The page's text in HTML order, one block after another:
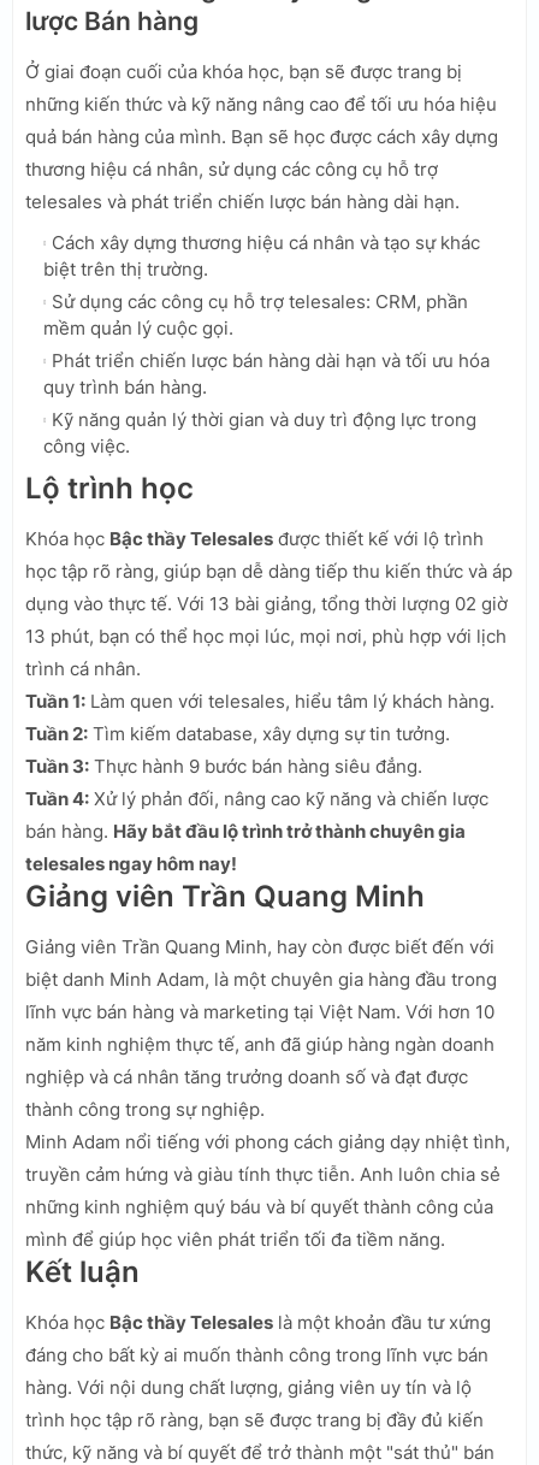
lược Bán hàng
Ở giai đoạn cuối của khóa học, bạn sẽ được trang bị
những kiến thức và kỹ năng nâng cao để tối ưu hóa hiệu
quả bán hàng của mình. Bạn sẽ học được cách xây dựng
thương hiệu cá nhân, sử dụng các công cụ hỗ trợ
telesales và phát triển chiến lược bán hàng dài hạn.
Cách xây dựng thương hiệu cá nhân và tạo sự khác
biệt trên thị trường.
Sử dụng các công cụ hỗ trợ telesales: CRM, phần
mềm quản lý cuộc gọi.
Phát triển chiến lược bán hàng dài hạn và tối ưu hóa
quy trình bán hàng.
Kỹ năng quản lý thời gian và duy trì động lực trong
công việc.
Lộ trình học
Khóa học Bậc thầy Telesales được thiết kế với lộ trình
học tập rõ ràng, giúp bạn dễ dàng tiếp thu kiến thức và áp
dụng vào thực tế. Với 13 bài giảng, tổng thời lượng 02 giờ
13 phút, bạn có thể học mọi lúc, mọi nơi, phù hợp với lịch
trình cá nhân.
Tuần 1: Làm quen với telesales, hiểu tâm lý khách hàng.
Tuần 2: Tìm kiếm database, xây dựng sự tin tưởng.
Tuần 3: Thực hành 9 bước bán hàng siêu đẳng.
Tuần 4: Xử lý phản đối, nâng cao kỹ năng và chiến lược
bán hàng. Hãy bắt đầu lộ trình trở thành chuyên gia
telesales ngay hôm nay!
Giảng viên Trần Quang Minh
Giảng viên Trần Quang Minh, hay còn được biết đến với
biệt danh Minh Adam, là một chuyên gia hàng đầu trong
lĩnh vực bán hàng và marketing tại Việt Nam. Với hơn 10
năm kinh nghiệm thực tế, anh đã giúp hàng ngàn doanh
nghiệp và cá nhân tăng trưởng doanh số và đạt được
thành công trong sự nghiệp.
Minh Adam nổi tiếng với phong cách giảng dạy nhiệt tình,
truyền cảm hứng và giàu tính thực tiễn. Anh luôn chia sẻ
những kinh nghiệm quý báu và bí quyết thành công của
mình để giúp học viên phát triển tối đa tiềm năng.
Kết luận
Khóa học Bậc thầy Telesales là một khoản đầu tư xứng
đáng cho bất kỳ ai muốn thành công trong lĩnh vực bán
hàng. Với nội dung chất lượng, giảng viên uy tín và lộ
trình học tập rõ ràng, bạn sẽ được trang bị đầy đủ kiến
thức, kỹ năng và bí quyết để trở thành một "sát thủ" bán